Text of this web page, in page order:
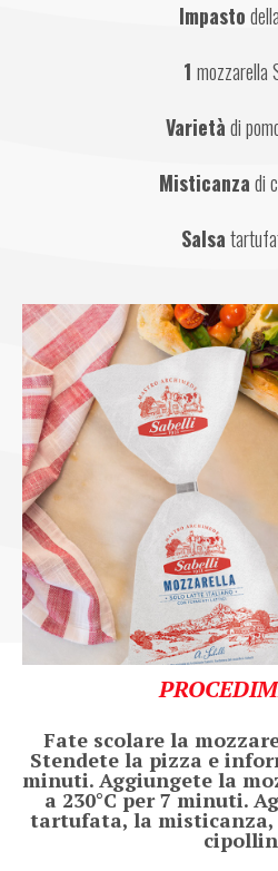
Impasto
1 mozzarella
Varietà di
Misticanza di
Salsa
Fate scolare la
Stendete la pizza e
minuti. Aggiungete la
a 230°C per 7 minuti.
tartufata, la misticanza,